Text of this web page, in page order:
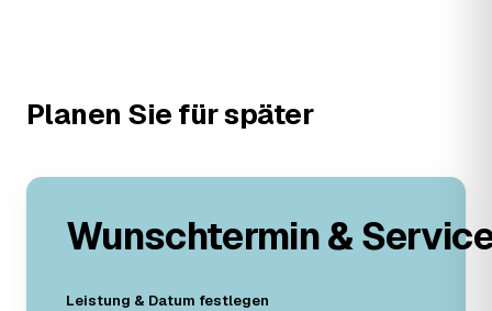
Planen Sie für später
Wunschtermin &
Leistung & Datum festlegen